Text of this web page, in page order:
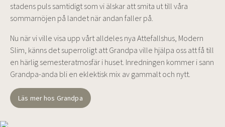
stadens puls samtidigt som vi älskar att smita ut till våra
sommarnöjen på landet när andan faller på.
Nu när vi ville visa upp vårt alldeles nya Attefallshus, Modern
Slim, känns det superroligt att Grandpa ville hjälpa oss att få till
en härlig semesteratmosfär i huset. Inredningen kommer i sann
Grandpa-anda bli en eklektisk mix av gammalt och nytt.
Läs mer hos Grandpa